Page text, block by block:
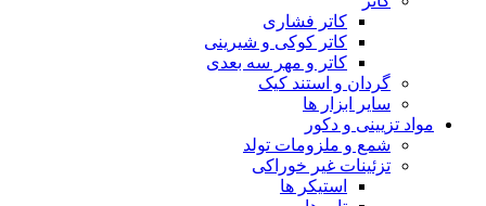
کاتر فشاری
کاتر کوکی و شیرینی
کاتر و مهر سه بعدی
گردان و استند کیک
سایر ابزار ها
مواد تزیینی و دکور
شمع و ملزومات تولد
تزئینات غیر خوراکی
استیکر ها